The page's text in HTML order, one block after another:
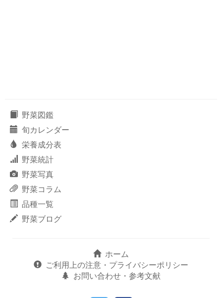
野菜図鑑
旬カレンダー
栄養成分表
野菜統計
野菜写真
野菜コラム
品種一覧
野菜ブログ
ホーム
ご利用上の注意・プライバシーポリシー
お問い合わせ・参考文献